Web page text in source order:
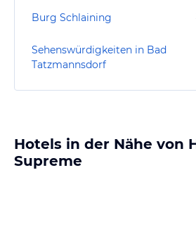
Burg Schlaining
Sehenswürdigkeiten in Bad
Tatzmannsdorf
Hotels in der Nähe von
Supreme